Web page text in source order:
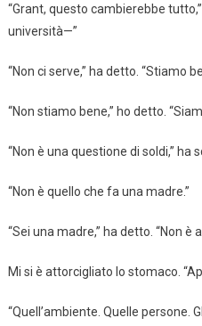
“Grant, questo cambierebbe
università—”
“Non ci serve,” ha detto. “Stiamo
“Non stiamo bene,” ho detto.
“Non è una questione di soldi,” ha
“Non è quello che fa una madre.”
“Sei una madre,” ha detto. “Non è
Mi si è attorcigliato lo stomaco.
“Quell’ambiente. Quelle persone.